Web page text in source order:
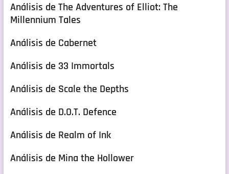
Análisis de The Adventures of Elliot: The
Millennium Tales
Análisis de Cabernet
Análisis de 33 Immortals
Análisis de Scale the Depths
Análisis de D.O.T. Defence
Análisis de Realm of Ink
Análisis de Mina the Hollower